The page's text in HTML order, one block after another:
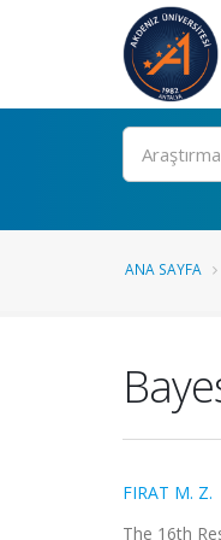
Ara
ANA SAYFA
FIRAT M. Z.
The 16th